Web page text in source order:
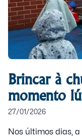
Brincar à
momento
27/01/2026
Nos últimos dias,